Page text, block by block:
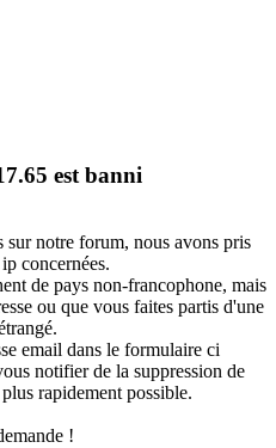
est banni
sur notre forum, nous avons pris
concernées.
de pays non-francophone, mais
ou que vous faites partis d'une
email dans le formulaire ci
notifier de la suppression de
rapidement possible.
!